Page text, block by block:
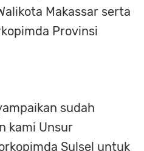
Makassar serta
Provinsi
sudah
kami Unsur
Sulsel untuk